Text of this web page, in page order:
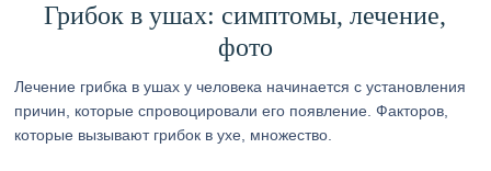
Грибок в ушах: симптомы, лечение,
фото
Лечение грибка в ушах у человека начинается с установления
причин, которые спровоцировали его появление. Факторов,
которые вызывают грибок в ухе, множество.